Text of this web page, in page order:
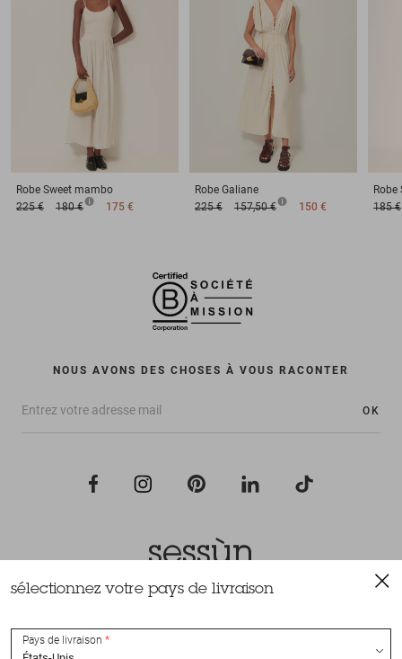
Robe Sweet mambo
225 €
180 € 175 €
Robe Galiane
225 €
157,50 € 150 €
Robe
185 €
NOUS AVONS DES CHOSES À VOUS RACONTER
OK
Tous droits réservés Sessùn 2022
sélectionnez votre pays de livraison
Pays de livraison